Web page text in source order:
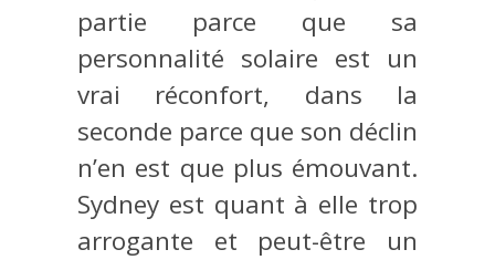
partie parce que sa
personnalité solaire est un
vrai réconfort, dans la
seconde parce que son déclin
n’en est que plus émouvant.
Sydney est quant à elle trop
arrogante et peut-être un